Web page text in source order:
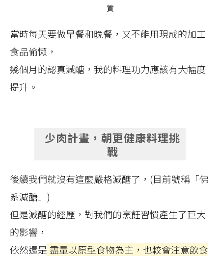
質
當時每天要做早餐和晚餐，又不能用現成的加工
食品偷懶，
幾個月的認真減醣，我的料理功力應該有大幅度
提升。
少肉計畫，朝更健康料理挑
戰
後續我們就沒有這麼嚴格減醣了，(目前號稱「佛
系減醣」)
但是減醣的經歷，對我們的烹飪習慣產生了巨大
的影響，
依然還是 盡量以原型食物為主，也較會注意飲食